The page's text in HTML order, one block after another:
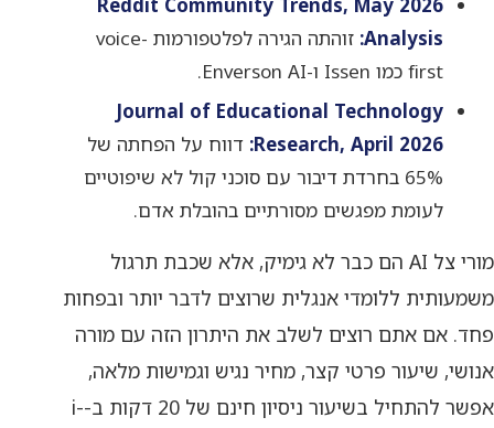
Analysis:
זוהתה הגירה לפלטפורמות voice-
first כמו Issen ו-Enverson AI.
Journal of Educational Technology
Research, April 2026: דווח על הפחתה של
65% בחרדת דיבור עם סוכני קול לא שיפוטיים
לעומת מפגשים מסורתיים בהובלת אדם.
מורי צל AI הם כבר לא גימיק, אלא שכבת תרגול
משמעותית ללומדי אנגלית שרוצים לדבר יותר ובפחות
פחד. אם אתם רוצים לשלב את היתרון הזה עם מורה
אנושי, שיעור פרטי קצר, מחיר נגיש וגמישות מלאה,
אפשר להתחיל בשיעור ניסיון חינם של 20 דקות ב-i-